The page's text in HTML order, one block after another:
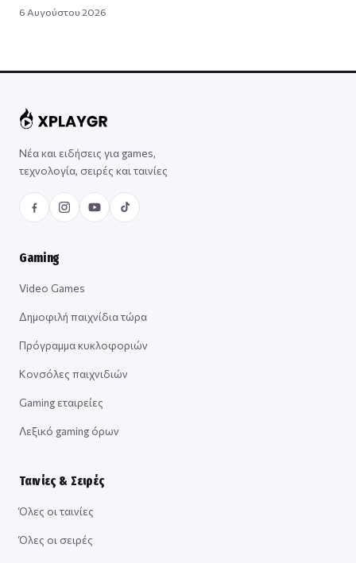
6 Αυγούστου 2026
Νέα και ειδήσεις για games,
τεχνολογία, σειρές και ταινίες
Gaming
Video Games
Δημοφιλή παιχνίδια τώρα
Πρόγραμμα κυκλοφοριών
Κονσόλες παιχνιδιών
Gaming εταιρείες
Λεξικό gaming όρων
Ταινίες & Σειρές
Όλες οι ταινίες
Όλες οι σειρές